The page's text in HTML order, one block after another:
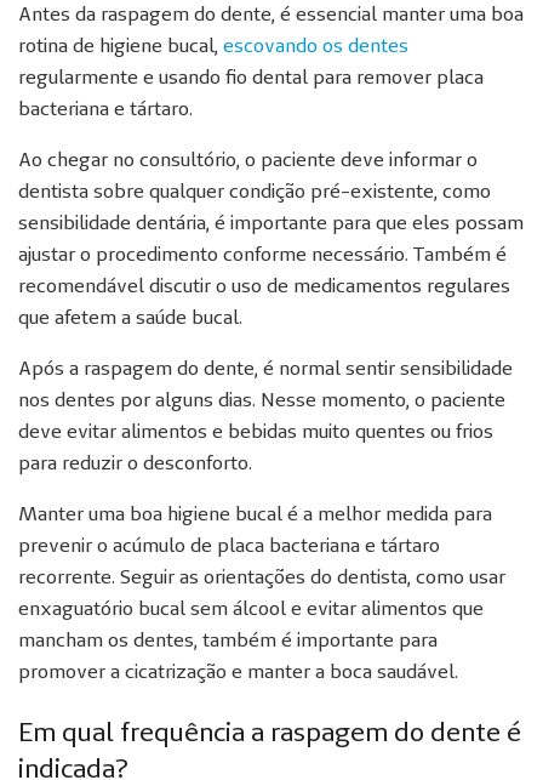
Antes da raspagem do dente, é essencial manter uma boa
rotina de higiene bucal, escovando os dentes
regularmente e usando fio dental para remover placa
bacteriana e tártaro.
Ao chegar no consultório, o paciente deve informar o
dentista sobre qualquer condição pré-existente, como
sensibilidade dentária, é importante para que eles possam
ajustar o procedimento conforme necessário. Também é
recomendável discutir o uso de medicamentos regulares
que afetem a saúde bucal.
Após a raspagem do dente, é normal sentir sensibilidade
nos dentes por alguns dias. Nesse momento, o paciente
deve evitar alimentos e bebidas muito quentes ou frios
para reduzir o desconforto.
Manter uma boa higiene bucal é a melhor medida para
prevenir o acúmulo de placa bacteriana e tártaro
recorrente. Seguir as orientações do dentista, como usar
enxaguatório bucal sem álcool e evitar alimentos que
mancham os dentes, também é importante para
promover a cicatrização e manter a boca saudável.
Em qual frequência a raspagem do dente é
indicada?